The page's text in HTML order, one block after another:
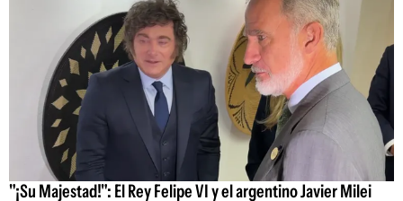
"¡Su Majestad!": El Rey Felipe VI y el argentino Javier Milei